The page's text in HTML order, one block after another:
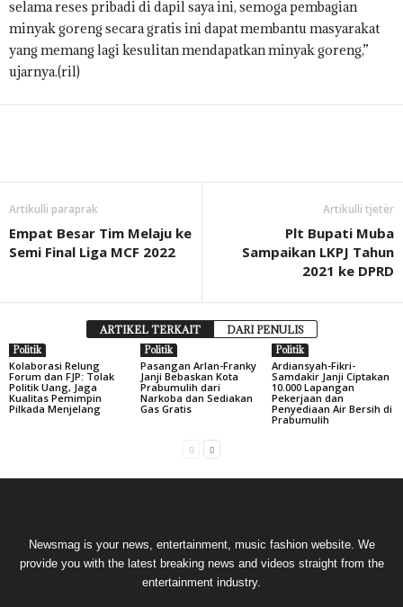
selama reses pribadi di dapil saya ini, semoga pembagian
minyak goreng secara gratis ini dapat membantu masyarakat
yang memang lagi kesulitan mendapatkan minyak goreng,”
ujarnya.(ril)
Artikulli paraprak
Empat Besar Tim Melaju ke
Semi Final Liga MCF 2022
Artikulli tjetër
Plt Bupati Muba
Sampaikan LKPJ Tahun
2021 ke DPRD
ARTIKEL TERKAIT DARI PENULIS
Politik
Kolaborasi Relung
Forum dan FJP: Tolak
Politik Uang, Jaga
Kualitas Pemimpin
Pilkada Menjelang
Politik
Pasangan Arlan-Franky
Janji Bebaskan Kota
Prabumulih dari
Narkoba dan Sediakan
Gas Gratis
Politik
Ardiansyah-Fikri-
Samdakir Janji Ciptakan
10.000 Lapangan
Pekerjaan dan
Penyediaan Air Bersih di
Prabumulih
Newsmag is your news, entertainment, music fashion website. We
provide you with the latest breaking news and videos straight from the
entertainment industry.